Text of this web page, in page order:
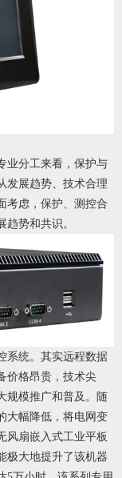
分工来看，保护与
发展趋势、技术合理
考虑，保护、测控合
趋势和共识。
统。其实远程数据
价格昂贵，技术尖
规模推广和普及。随
大幅降低，将电网变
风扇嵌入式工业平板
极大地提升了该机器